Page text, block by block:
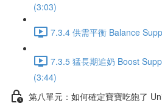
(3:03)
7.3.4 供需平衡 Balance
7.3.5 猛長期追奶 Boost
(3:44)
第八單元：如何確定寶寶吃飽了